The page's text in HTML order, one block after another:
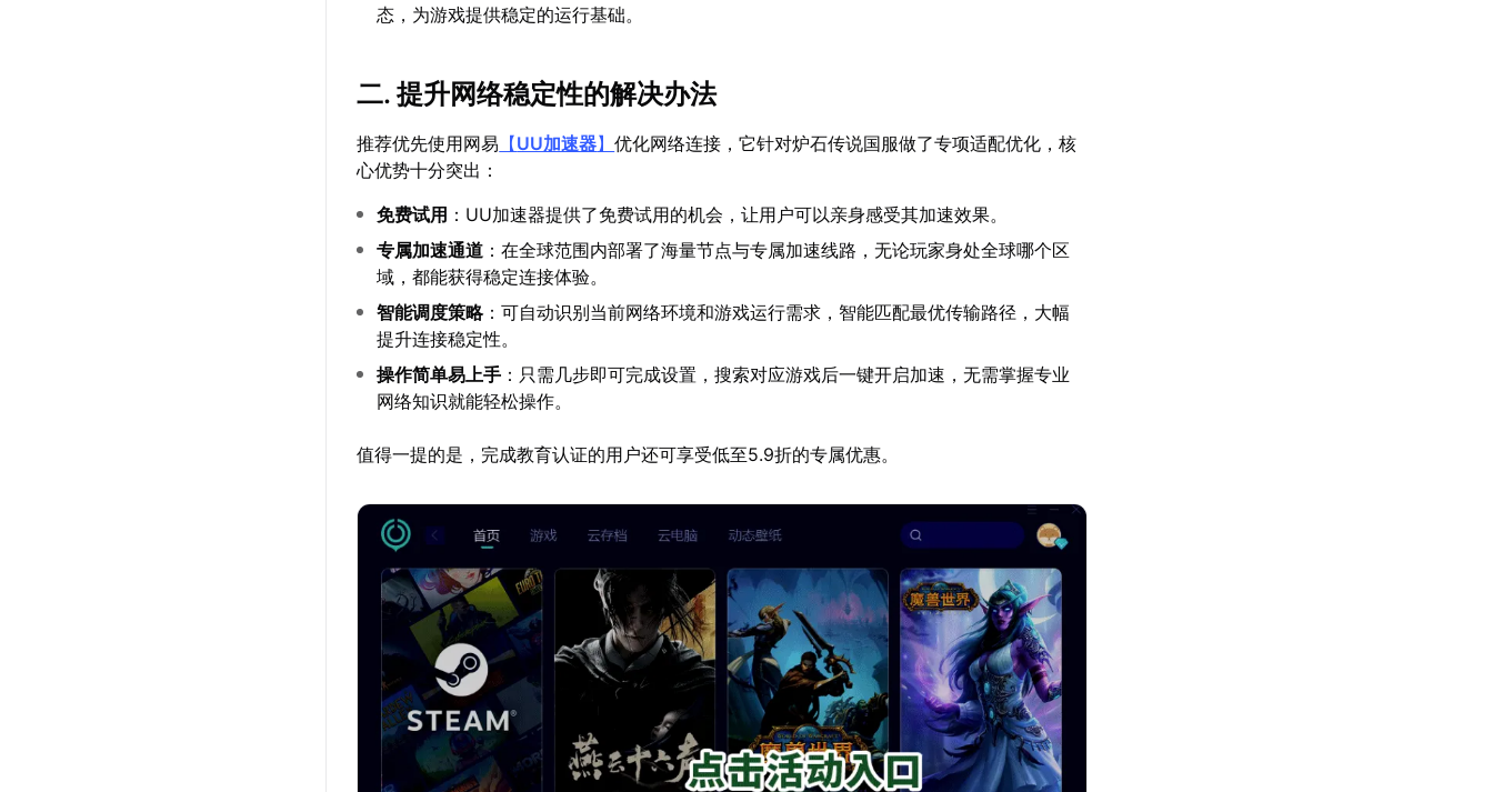
态，为游戏提供稳定的运行基础。
二. 提升网络稳定性的解决办法
推荐优先使用网易 【UU加速器】优化网络连接，它针对炉石传说国服做了专项适配优化，核
心优势十分突出：
免费试用 ：UU加速器提供了免费试用的机会，让用户可以亲身感受其加速效果。
专属加速通道 ：在全球范围内部署了海量节点与专属加速线路，无论玩家身处全球哪个区
域，都能获得稳定连接体验。
智能调度策略：可自动识别当前网络环境和游戏运行需求，智能匹配最优传输路径，大幅
提升连接稳定性。
操作简单易上手 ：只需几步即可完成设置，搜索对应游戏后一键开启加速，无需掌握专业
网络知识就能轻松操作。
值得一提的是，完成教育认证的用户还可享受低至5.9折的专属优惠。